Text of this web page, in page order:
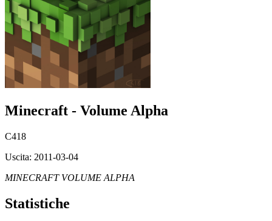
Minecraft - Volume Alpha
C418
Uscita: 2011-03-04
MINECRAFT VOLUME ALPHA
Statistiche